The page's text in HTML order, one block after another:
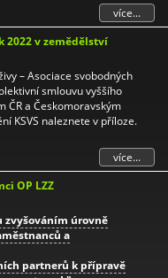
více...
2022 v zemědělství
– Asociace svobodných
smlouvu vyššího
ČR a Českomoravským
KSVS naleznete v příloze.
více...
OP LZZ
zvyšováním úrovně
a
partnerů k přípravě